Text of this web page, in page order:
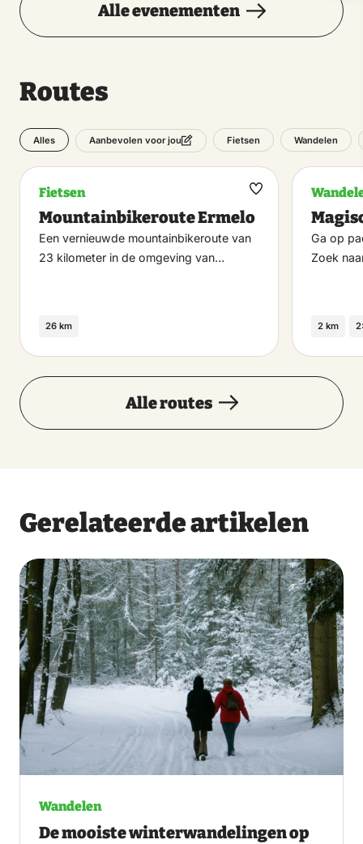
Alle evenementen
Routes
Alles Aanbevolen voor jou Fietsen Wandelen
Fietsen
Mountainbikeroute Ermelo
Een vernieuwde mountainbikeroute van
23 kilometer in de omgeving van…
26 km
Maak
Ga op
Zoek
2 km
Alle routes
Gerelateerde artikelen
Wandelen
De mooiste winterwandelingen op